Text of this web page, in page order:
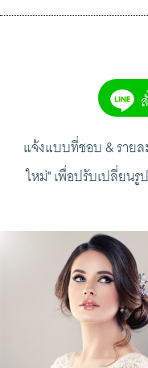
แจ้งแบบที่ชอบ & ราย
ใหม่" เพื่อปรับเปลี่ยน